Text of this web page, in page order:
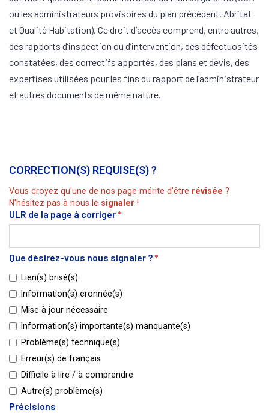
ou les administrateurs provisoires du plan précédent, Abritat
et Qualité Habitation). Ce droit d’accès comprend, entre autres,
des rapports d’inspection ou d’intervention, des défectuosités
constatées, des correctifs apportés, des plans et devis, des
expertises utilisées pour les fins du rapport de l’administrateur
et autres documents de même nature.
CORRECTION(S) REQUISE(S) ?
Vous croyez qu'une de nos page mérite d'être révisée ?
N'hésitez pas à nous le signaler !
ULR de la page à corriger*
Que désirez-vous nous signaler ?*
Lien(s) brisé(s)
Information(s) eronnée(s)
Mise à jour nécessaire
Information(s) importante(s) manquante(s)
Problème(s) technique(s)
Erreur(s) de français
Difficile à lire / à comprendre
Autre(s) problème(s)
Précisions